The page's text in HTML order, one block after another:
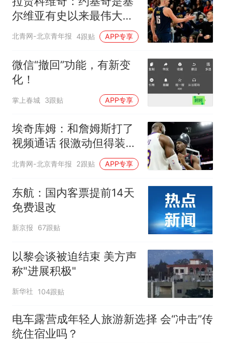
尔维亚有史以来最伟大的
球员
北青网-北京青年报 4跟贴 APP专享
微信“撤回”功能，有新变
化！
掌上春城 3跟贴 APP专享
埃奇库姆：和詹姆斯打了
视频通话 很激动但得装得
若无其事
北青网-北京青年报 2跟贴 APP专享
东航：国内客票提前14天
免费退改
新京报 67跟贴
以黎会谈被迫结束 美方声
称"进展积极"
新华社 104跟贴
电车露营成年轻人旅游新选择 会“冲击”传
统住宿业吗？